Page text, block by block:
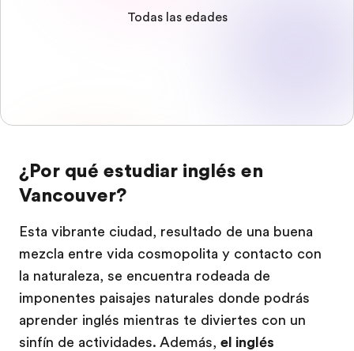
Todas las edades
¿Por qué estudiar inglés en
Vancouver?
Esta vibrante ciudad, resultado de una buena
mezcla entre vida cosmopolita y contacto con
la naturaleza, se encuentra rodeada de
imponentes paisajes naturales donde podrás
aprender inglés mientras te diviertes con un
sinfín de actividades. Además, el inglés